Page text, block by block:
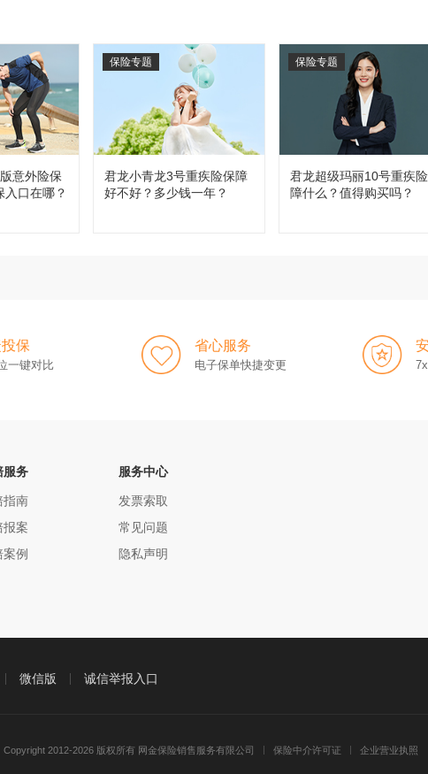
意外险保
入口在哪？
君龙小青龙3号重疾险保障
好不好？多少钱一年？
保险专题
君龙超级玛丽10号重疾
障什么？值得购买吗？
保险专题
保
一键对比
省心服务
电子保单快捷变更
服务
指南
报案
例
服务中心
发票索取
常见问题
隐私声明
微信版 诚信举报入口
Copyright 2012-2026 版权所有 网金保险销售服务有限公司 保险中介许可证 企业营业执照